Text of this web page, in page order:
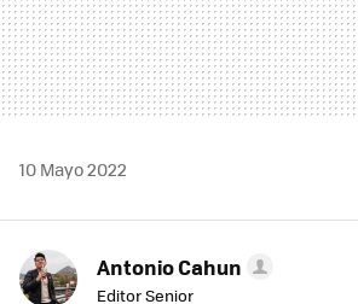
10 Mayo 2022
Antonio Cahun
Editor Senior